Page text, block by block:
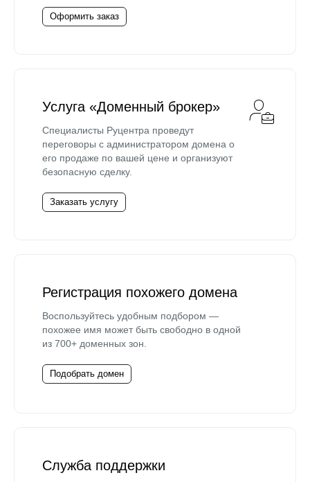
Оформить заказ
Услуга «Доменный брокер»
Специалисты Руцентра проведут
переговоры с администратором домена о
его продаже по вашей цене и организуют
безопасную сделку.
Заказать услугу
Регистрация похожего домена
Воспользуйтесь удобным подбором —
похожее имя может быть свободно в одной
из 700+ доменных зон.
Подобрать домен
Служба поддержки